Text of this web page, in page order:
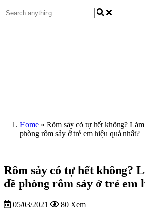
Home » Rôm sảy có tự hết không? Làm
phòng rôm sảy ở trẻ em hiệu quả nhất?
Rôm sảy có tự hết không?
đề phòng rôm sảy ở trẻ em
05/03/2021 80 Xem